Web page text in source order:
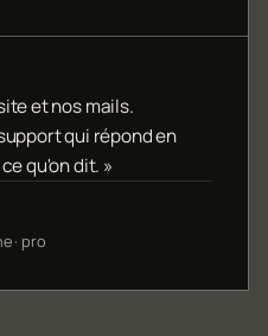
et nos mails.
qui répond en
qu'on dit. »
· pro